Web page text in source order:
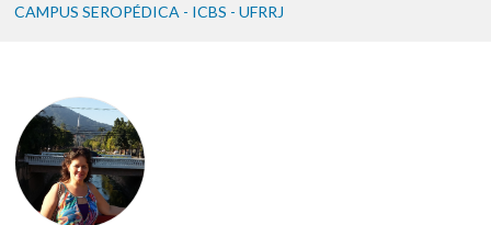
CAMPUS SEROPÉDICA - ICBS - UFRRJ